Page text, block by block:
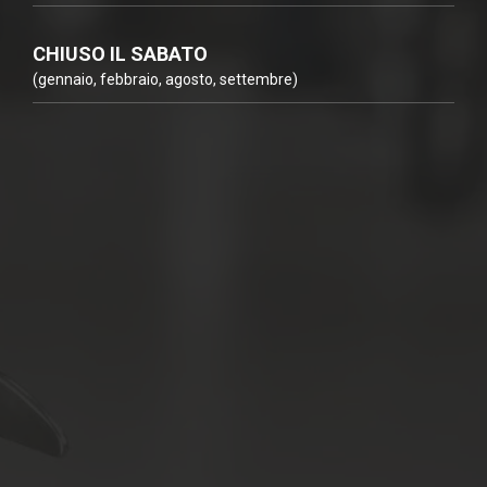
CHIUSO IL SABATO
(gennaio, febbraio, agosto, settembre)